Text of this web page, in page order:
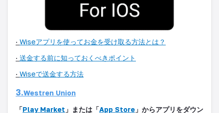
· Wiseアプリを使ってお金を受け取る方法とは ？
· 送金する前に知っておくべきポイン ト
· Wiseで送金する方法
3.Westren Union
「Play Market 」 または「App Store 」からアプリをダウン